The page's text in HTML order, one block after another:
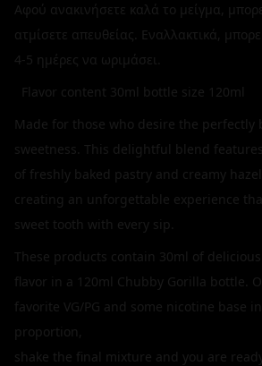
Αφού ανακινήσετε καλά το μείγμα,
ατμίσετε απευθείας. Εναλλακτικά,
4-5 ημέρες να ωριμάσει.
Flavor content 30ml bottle size 120ml
Made for those who desire the perfectly
sweetness. This delightful blend
of freshly baked pastry and creamy
creating an unforgettable experience
sweet tooth with every sip.
These products contain 30ml of
flavor in a 120ml Chubby Gorilla bottle.
favorite VG/PG and some nicotine base
proportion,
shake the final mixture and you are